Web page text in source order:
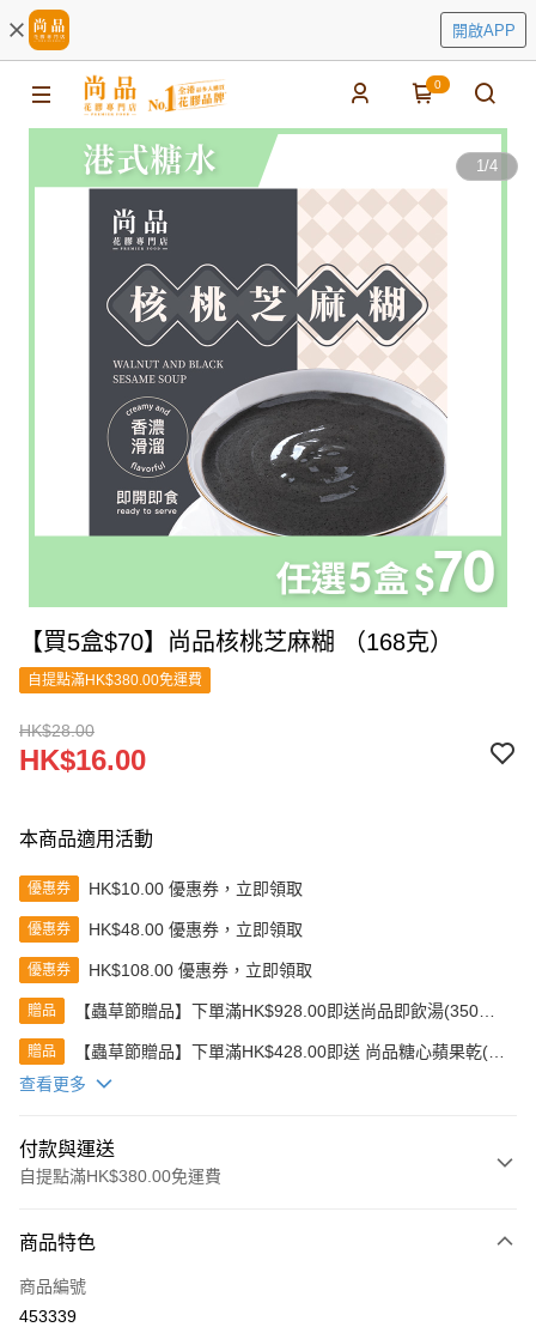
開啟APP
0
1/4
【買5盒$70】尚品核桃芝麻糊 （168克）
自提點滿HK$380.00免運費
HK$28.00
HK$16.00
本商品適用活動
優惠券 HK$10.00 優惠券，立即領取
優惠券 HK$48.00 優惠券，立即領取
優惠券 HK$108.00 優惠券，立即領取
贈品
【蟲草節贈品】下單滿HK$928.00即送尚品即飲湯(350克)
贈品
【蟲草節贈品】下單滿HK$428.00即送 尚品糖心蘋果乾(80
克)
查看更多
付款與運送
自提點滿HK$380.00免運費
信用卡
Apple Pay
商品特色
商品編號
453339